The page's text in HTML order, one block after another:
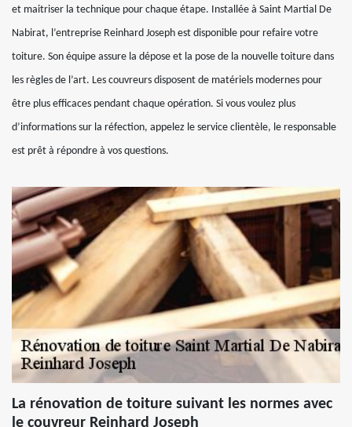
et maitriser la technique pour chaque étape. Installée à Saint Martial De
Nabirat, l’entreprise Reinhard Joseph est disponible pour refaire votre
toiture. Son équipe assure la dépose et la pose de la nouvelle toiture dans
les règles de l’art. Les couvreurs disposent de matériels modernes pour
être plus efficaces pendant chaque opération. Si vous voulez plus
d’informations sur la réfection, appelez le service clientèle, le responsable
est prêt à répondre à vos questions.
La rénovation de toiture suivant les normes avec
le couvreur Reinhard Joseph